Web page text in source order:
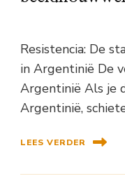
Resistencia: De
in Argentinië De
Argentinië Als je
Argentinië,
LEES VERDER